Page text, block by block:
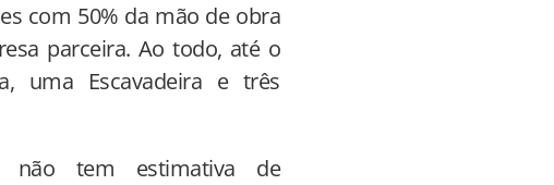
com 50% da mão de obra
parceira. Ao todo, até o
uma Escavadeira e três
não tem estimativa de